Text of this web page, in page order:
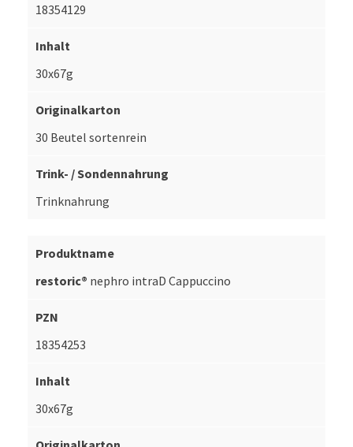
18354129
30x67g
30 Beutel sortenrein
Trinknahrung
restoric® nephro intraD Cappuccino
18354253
30x67g